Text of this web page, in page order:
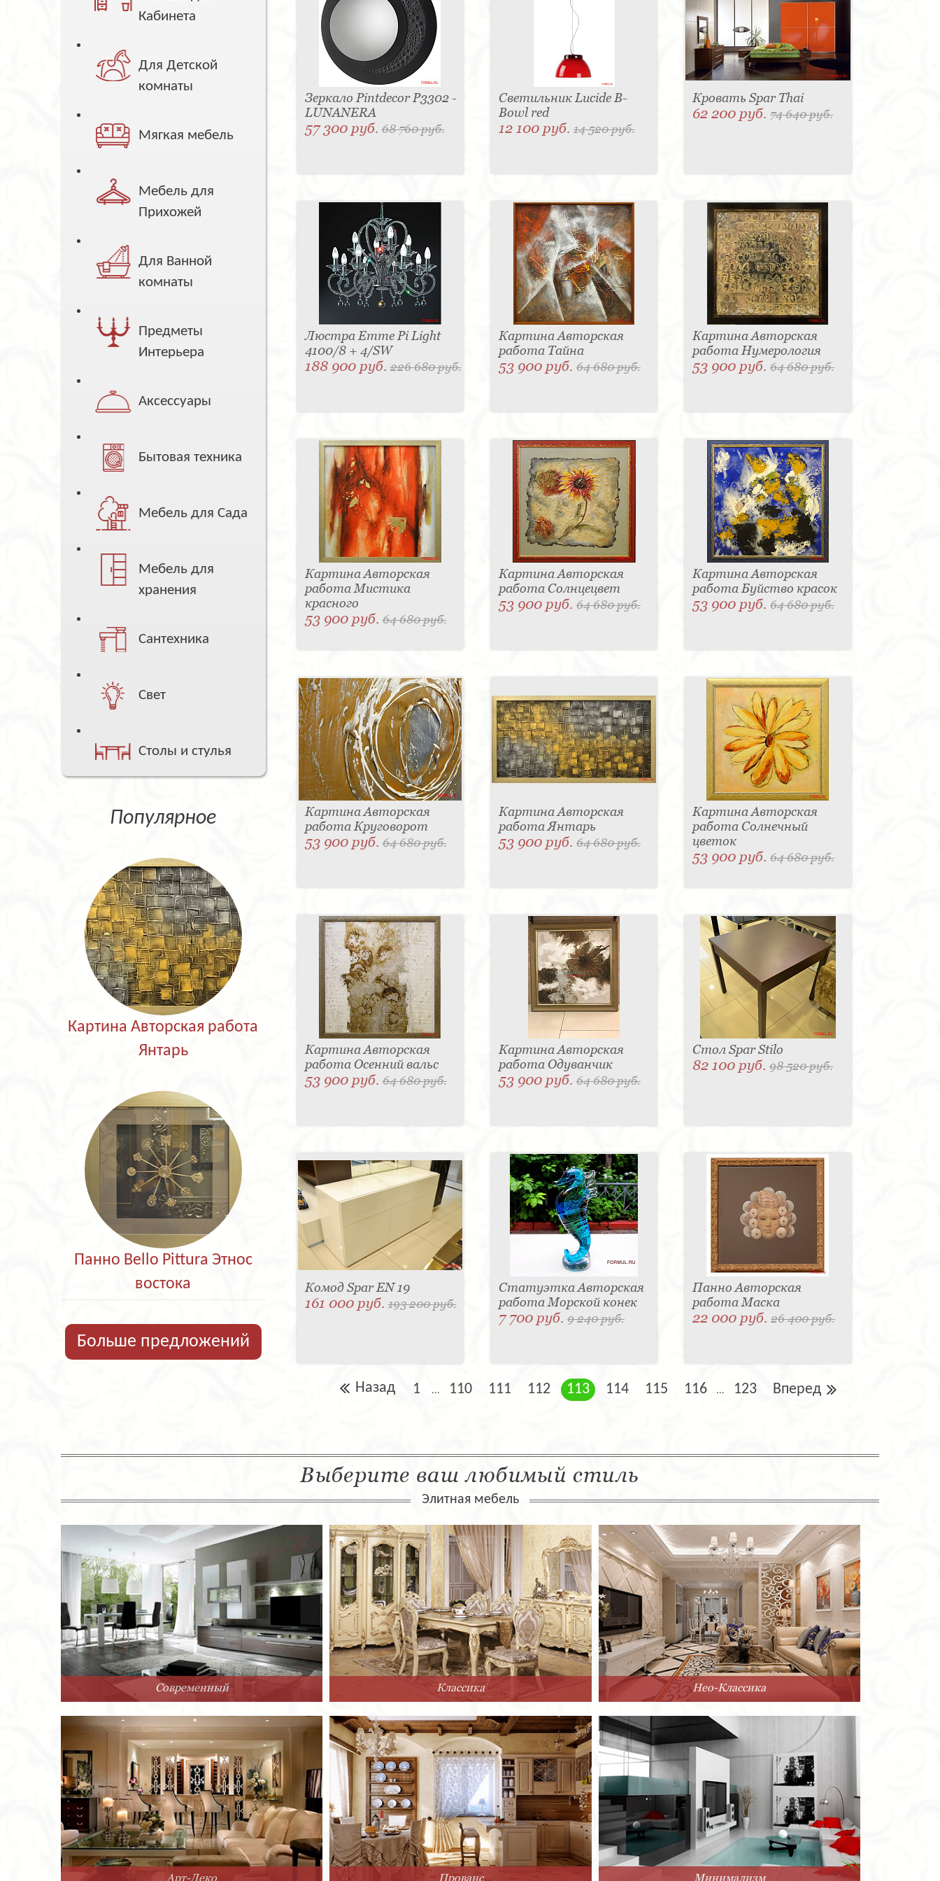
Кабинета
Для Детской
комнаты
Мягкая мебель
Мебель для
Прихожей
Для Ванной
комнаты
Предметы
Интерьера
Аксессуары
Бытовая техника
Мебель для Сада
Мебель для
хранения
Сантехника
Свет
Столы и стулья
Популярное
Картина Авторская работа
Янтарь
Панно Bello Pittura Этнос
востока
Больше предложений
Зеркало Pintdecor P3302 -
LUNANERA
57 300 руб.68 760 руб.
Светильник Lucide B-
Bowl red
12 100 руб. 14 520 руб.
Кровать Spar Thai
62 200 руб.74 640 руб.
Люстра Emme Pi Light
4100/8 + 4/SW
188 900 руб.226 680 руб.
Картина Авторская
работа Тайна
53 900 руб. 64 680 руб.
Картина Авторская
работа Нумерология
53 900 руб.64 680 руб.
Картина Авторская
работа Мистика
красного
53 900 руб.64 680 руб.
Картина Авторская
работа Солнцецвет
53 900 руб. 64 680 руб.
Картина Авторская
работа Буйство красок
53 900 руб.64 680 руб.
Картина Авторская
работа Круговорот
53 900 руб.64 680 руб.
Картина Авторская
работа Янтарь
53 900 руб. 64 680 руб.
Картина Авторская
работа Солнечный
цветок
53 900 руб.64 680 руб.
Картина Авторская
работа Осенний вальс
53 900 руб.64 680 руб.
Картина Авторская
работа Одуванчик
53 900 руб. 64 680 руб.
Стол Spar Stilo
82 100 руб.98 520 руб.
Комод Spar EN 19
161 000 руб.193 200 руб.
Статуэтка Авторская
работа Морской конек
7 700 руб. 9 240 руб.
Панно Авторская
работа Маска
22 000 руб.26 400 руб.
Назад 1 ... 110 111 112 113 114 115 116 ... 123 Вперед
Выберите ваш любимый стиль
Элитная мебель
Современный Классика Нео-Классика
Арт-Деко Прованс Минимализм